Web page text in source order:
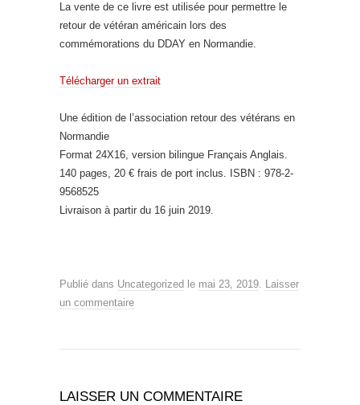
La vente de ce livre est utilisée pour permettre le
retour de vétéran américain lors des
commémorations du DDAY en Normandie.
Télécharger un extrait
Une édition de l’association retour des vétérans en
Normandie
Format 24X16, version bilingue Français Anglais.
140 pages, 20 € frais de port inclus. ISBN : 978-2-
9568525
Livraison à partir du 16 juin 2019.
Publié dans Uncategorized le mai 23, 2019. Laisser
un commentaire
LAISSER UN COMMENTAIRE